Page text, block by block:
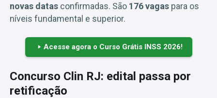
novas datas confirmadas. São 176 vagas para os
níveis fundamental e superior.
Acesse agora o Curso Grátis INSS 2026!
Concurso Clin RJ: edital passa por
retificação